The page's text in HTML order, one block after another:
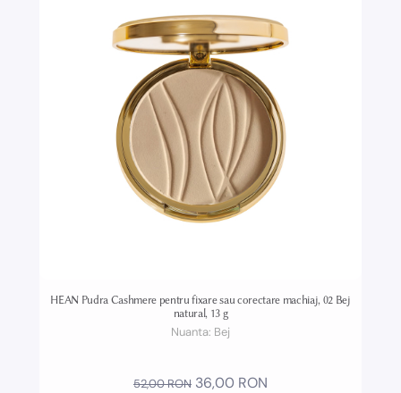
HEAN Pudra Cashmere pentru fixare sau corectare machiaj, 02 Bej
natural, 13 g
Nuanta: Bej
52,00 RON 36,00 RON